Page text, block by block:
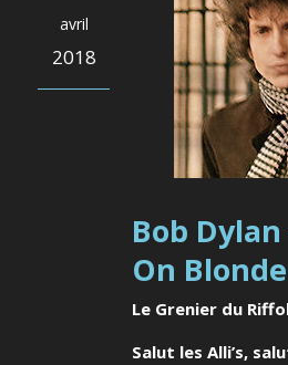
avril
2018
Bob
On Blonde
Le Grenier du
Salut les Alli’s,